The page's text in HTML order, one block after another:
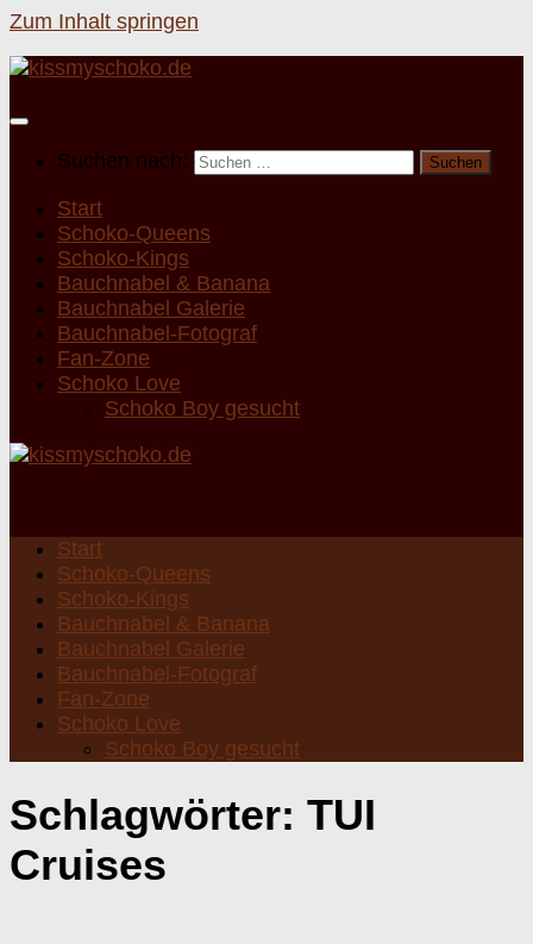
Zum Inhalt springen
Suchen nach:
Start
Schoko-Queens
Schoko-Kings
Bauchnabel & Banana
Bauchnabel Galerie
Bauchnabel-Fotograf
Fan-Zone
Schoko Love
Schoko Boy gesucht
Start
Schoko-Queens
Schoko-Kings
Bauchnabel & Banana
Bauchnabel Galerie
Bauchnabel-Fotograf
Fan-Zone
Schoko Love
Schoko Boy gesucht
Schlagwörter: TUI
Cruises